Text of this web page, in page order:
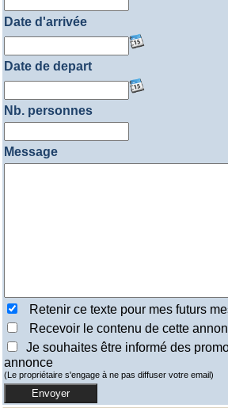
Date d'arrivée
Date de depart
Nb. personnes
Message
Retenir ce texte pour mes futurs
Recevoir le contenu de cette
Je souhaites être informé des
annonce
(Le propriétaire s'engage à ne pas diffuser votre email)